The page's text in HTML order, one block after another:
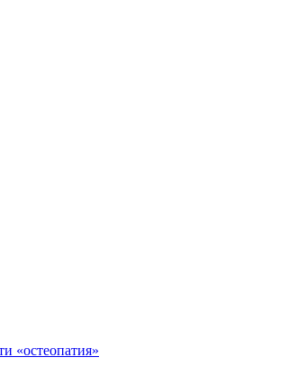
«остеопатия»